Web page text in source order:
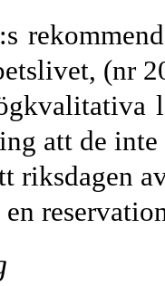
(nr
att de
riksdagen